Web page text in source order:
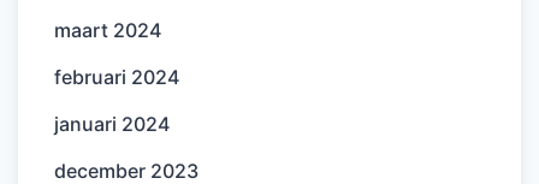
maart 2024
februari 2024
januari 2024
december 2023